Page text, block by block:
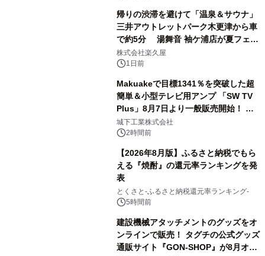
帰りの渋滞を避けて「温泉＆サウナ」
三井アウトレットパーク木更津から車
で約5分 湯舞音 袖ケ浦店が夏フェア
メニューを提供
株式会社楽久屋
1日前
Makuakeで目標1341％を突破した超
簡単＆小型テレビ用アンプ 「SW TV
Plus」8月7日より一般販売開始！ ケ
ーブル1本つなぐだけ、テレビの音が
ぐっと豊かに
城下工業株式会社
2時間前
【2026年8月版】ふるさと納税でもら
える『焼酎』の還元率ランキングを発
表
とくさと-ふるさと納税還元率ランキング-
5時間前
建設機械アタッチメントのグッズをオ
ンラインで販売！ タグチの公式グッズ
通販サイト『GON-SHOP』が8月オー